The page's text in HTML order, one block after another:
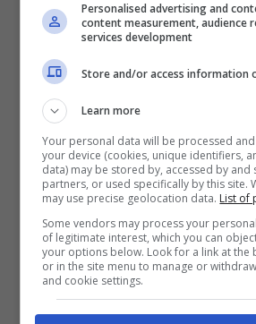
ARTICOLI RECENTI
qualità e tradizione
NEWS
Ha tenuto il figlio
vita in casa per due
la tragedia di Lisa
NEWS
Taylor Swift: donazione
milionaria per la star
Personalised advertising and
content measurement, audience
services development
Store and/or access information
Learn more
Your personal data will be processed
your device (cookies, unique identifiers,
data) may be stored by, accessed by and
partners, or used specifically by this site.
may use precise geolocation data. List of
Some vendors may process your
of legitimate interest, which you can
your options below. Look for a link at the
or in the site menu to manage or
and cookie settings.